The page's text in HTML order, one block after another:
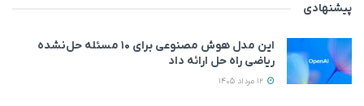
پیشنهادی
این مدل هوش مصنوعی برای ۱۰ مسئله حل‌نشده
ریاضی راه حل ارائه داد